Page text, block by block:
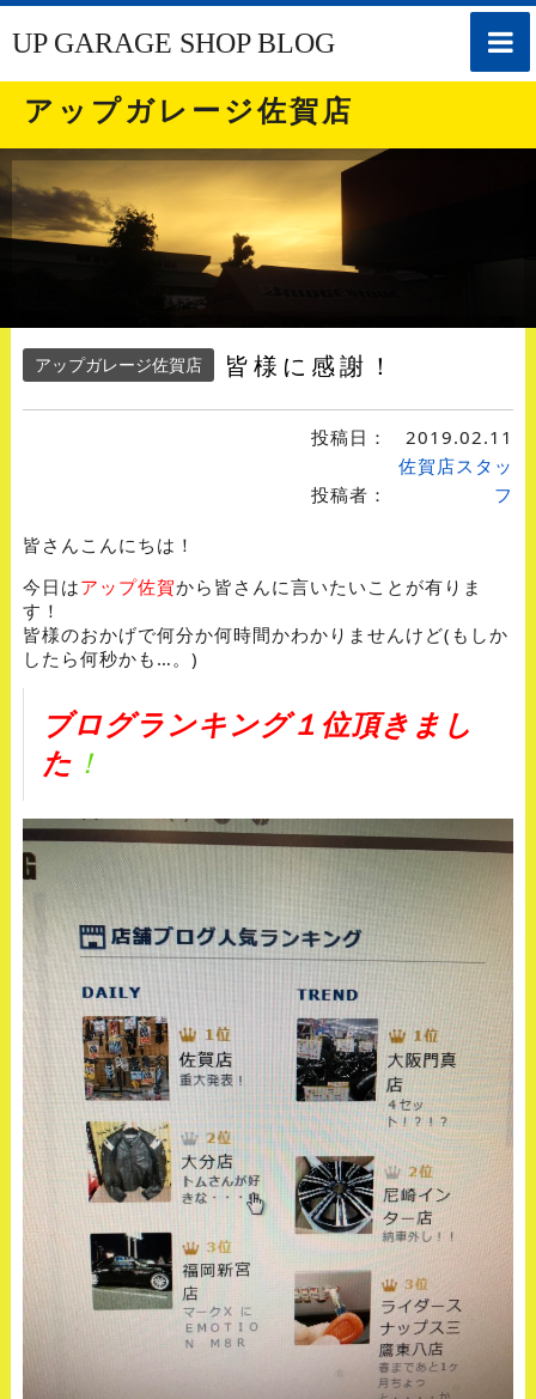
toggle
UP GARAGE SHOP BLOG
アップガレージ佐賀店
アップガレージ佐賀店 皆様に感謝！
投稿日： 2019.02.11
投稿者：
佐賀店スタッ
フ
皆さんこんにちは！
今日はアップ佐賀から皆さんに言いたいことが有りま
す！
皆様のおかげで何分か何時間かわかりませんけど(もしか
したら何秒かも…。)
ブログランキング１位頂きまし
た ！